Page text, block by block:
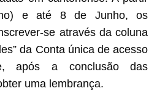
e até 8 de Junho, os
se através da coluna
da Conta única de acesso
após a conclusão das
uma lembrança.